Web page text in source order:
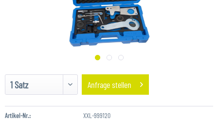
Anfrage stellen
Artikel-Nr.:
XXL-999120